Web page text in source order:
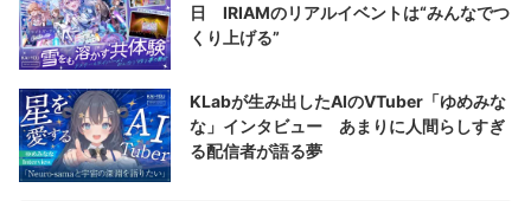
日 IRIAMのリアルイベントは“みんなでつ
くり上げる”
KLabが生み出したAIのVTuber「ゆめみな
な」インタビュー あまりに人間らしすぎ
る配信者が語る夢